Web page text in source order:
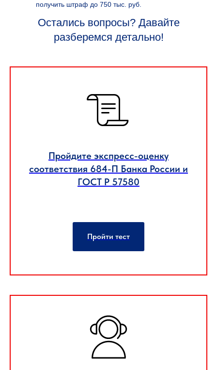
получить штраф до 750 тыс. руб.
Остались вопросы? Давайте
разберемся детально!
Пройдите экспресс-оценку
соответствия 684-П Банка России и
ГОСТ Р 57580
Пройти тест